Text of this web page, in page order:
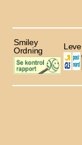
Smiley
Ordning